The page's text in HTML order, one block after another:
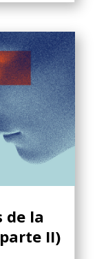
de la
II)